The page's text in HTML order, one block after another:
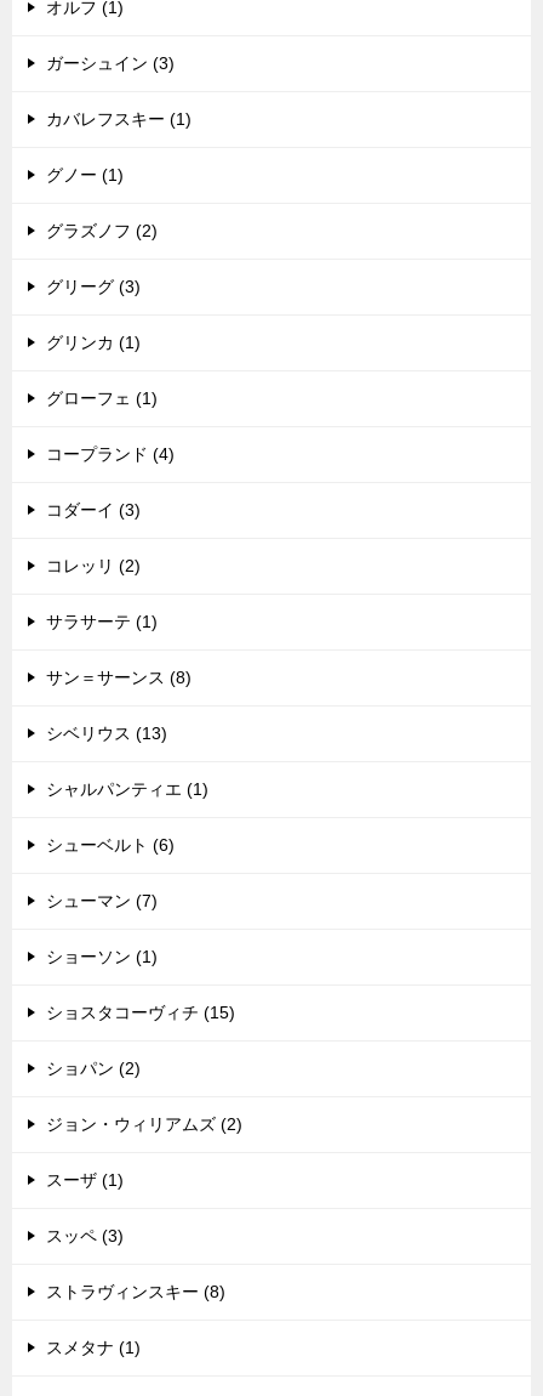
オルフ (1)
ガーシュイン (3)
カバレフスキー (1)
グノー (1)
グラズノフ (2)
グリーグ (3)
グリンカ (1)
グローフェ (1)
コープランド (4)
コダーイ (3)
コレッリ (2)
サラサーテ (1)
サン＝サーンス (8)
シベリウス (13)
シャルパンティエ (1)
シューベルト (6)
シューマン (7)
ショーソン (1)
ショスタコーヴィチ (15)
ショパン (2)
ジョン・ウィリアムズ (2)
スーザ (1)
スッペ (3)
ストラヴィンスキー (8)
スメタナ (1)